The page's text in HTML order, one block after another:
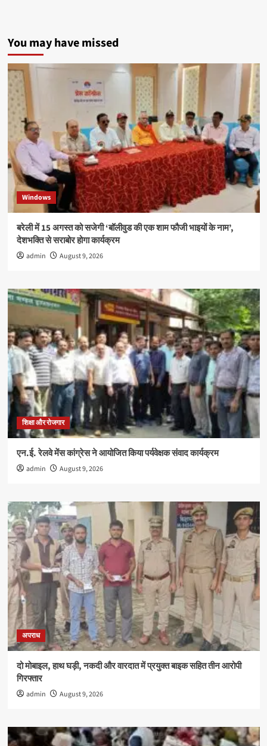
संकुल
का
अभ्यास
मंदिर
इंटर
कॉलेज
में
संपन्न
You may have missed
Windows
बरेली में 15 अगस्त को सजेगी ‘बॉलीवुड की एक शाम फौजी भाइयों के नाम’,
देशभक्ति से सराबोर होगा कार्यक्रम
admin August 9, 2026
शिक्षा और रोजगार
एन.ई. रेलवे मेंस कांग्रेस ने आयोजित किया पर्यवेक्षक संवाद कार्यक्रम
admin August 9, 2026
अपराध
दो मोबाइल, हाथ घड़ी, नकदी और वारदात में प्रयुक्त बाइक सहित तीन आरोपी
गिरफ्तार
admin August 9, 2026